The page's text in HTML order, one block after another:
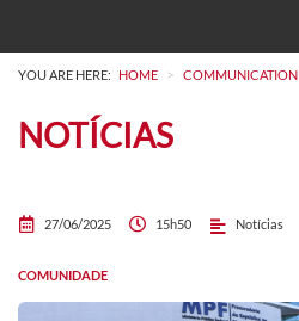
YOU ARE HERE: HOME > COMMUNICATION
NOTÍCIAS
27/06/2025 15h50 Notícias
COMUNIDADE